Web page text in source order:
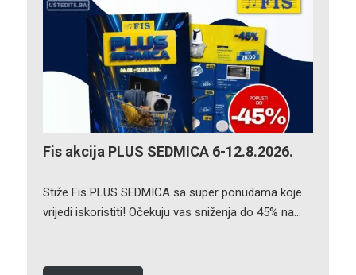
Fis akcija PLUS SEDMICA 6-12.8.2026.
Stiže Fis PLUS SEDMICA sa super ponudama koje
vrijedi iskoristiti! Očekuju vas sniženja do 45% na…